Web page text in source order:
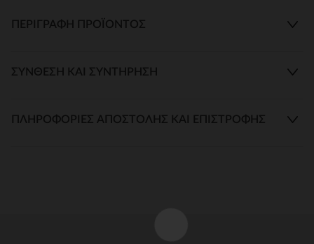
ΠΕΡΙΓΡΑΦΉ ΠΡΟΪΌΝΤΟΣ
ΣΎΝΘΕΣΗ ΚΑΙ ΣΥΝΤΉΡΗΣΗ
ΠΛΗΡΟΦΟΡΊΕΣ ΑΠΟΣΤΟΛΉΣ ΚΑΙ ΕΠΙΣΤΡΟΦΉΣ